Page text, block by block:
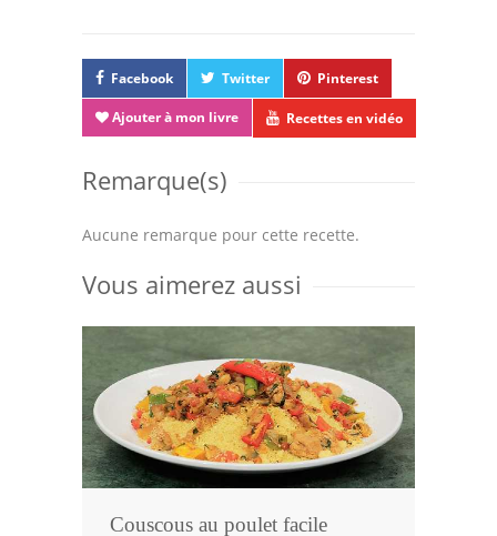
Facebook Twitter Pinterest
Ajouter à mon livre Recettes en vidéo
Remarque(s)
Aucune remarque pour cette recette.
Vous aimerez aussi
Couscous au poulet facile